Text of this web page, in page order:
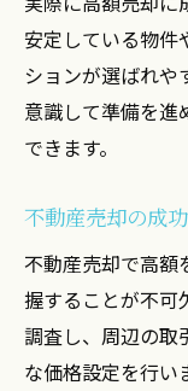
不動産
価値判断
築年数
を分析
売却タ
わる理由
やばい
安定している物件
ションが選ばれや
意識して準備を進
できます。
不動産売却の成
不動産売却で高額
握することが不可
調査し、周辺の取
な価格設定を行い